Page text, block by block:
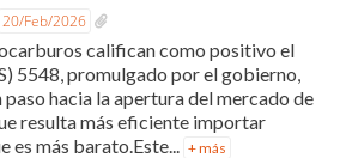
20/Feb/2026
califican como positivo el
5548, promulgado por el gobierno,
hacia la apertura del mercado de
resulta más eficiente importar
más barato.Este...
+ más